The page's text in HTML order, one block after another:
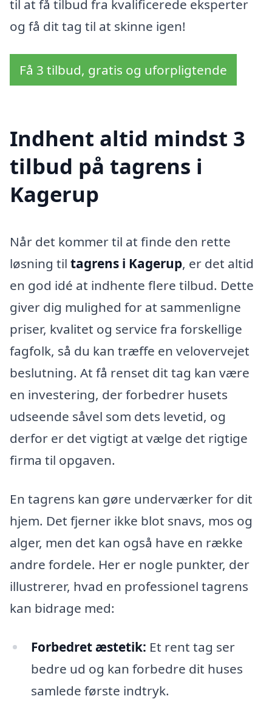
til at få tilbud fra kvalificerede eksperter
og få dit tag til at skinne igen!
Få 3 tilbud, gratis og uforpligtende
Indhent altid mindst 3
tilbud på tagrens i
Kagerup
Når det kommer til at finde den rette
løsning til tagrens i Kagerup, er det altid
en god idé at indhente flere tilbud. Dette
giver dig mulighed for at sammenligne
priser, kvalitet og service fra forskellige
fagfolk, så du kan træffe en velovervejet
beslutning. At få renset dit tag kan være
en investering, der forbedrer husets
udseende såvel som dets levetid, og
derfor er det vigtigt at vælge det rigtige
firma til opgaven.
En tagrens kan gøre underværker for dit
hjem. Det fjerner ikke blot snavs, mos og
alger, men det kan også have en række
andre fordele. Her er nogle punkter, der
illustrerer, hvad en professionel tagrens
kan bidrage med:
Forbedret æstetik: Et rent tag ser
bedre ud og kan forbedre dit huses
samlede første indtryk.